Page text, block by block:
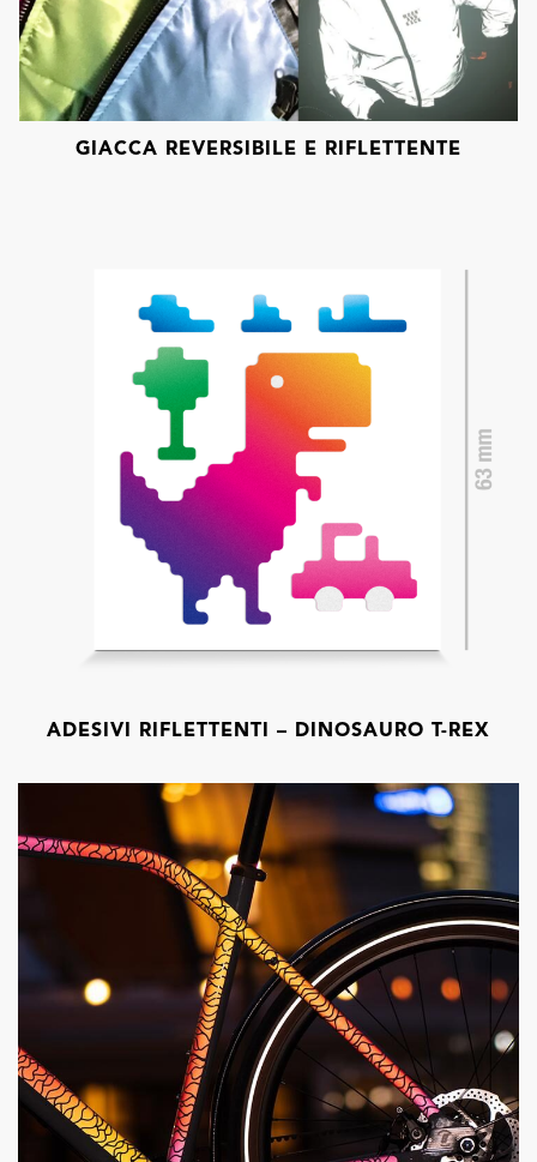
GIACCA REVERSIBILE E RIFLETTENTE
ADESIVI RIFLETTENTI – DINOSAURO T-REX